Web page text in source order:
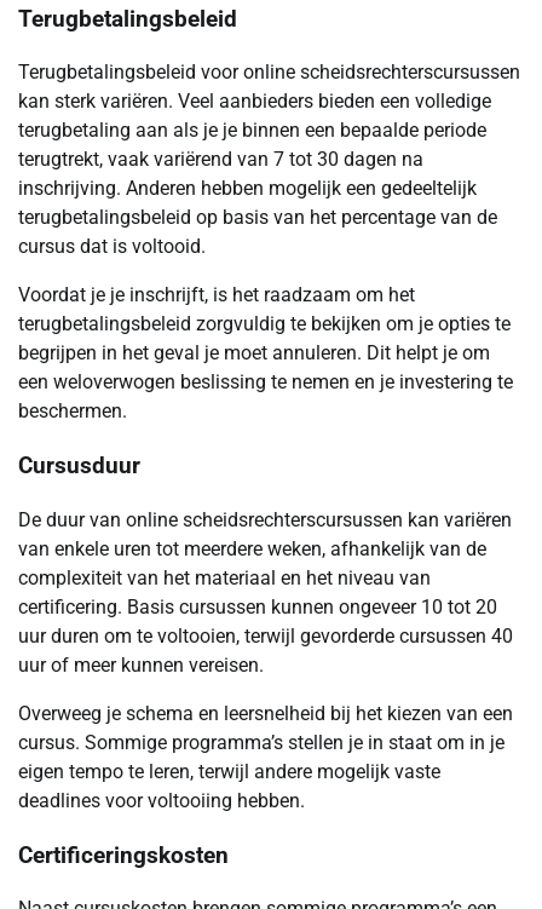
Terugbetalingsbeleid
Terugbetalingsbeleid voor online scheidsrechterscursussen
kan sterk variëren. Veel aanbieders bieden een volledige
terugbetaling aan als je je binnen een bepaalde periode
terugtrekt, vaak variërend van 7 tot 30 dagen na
inschrijving. Anderen hebben mogelijk een gedeeltelijk
terugbetalingsbeleid op basis van het percentage van de
cursus dat is voltooid.
Voordat je je inschrijft, is het raadzaam om het
terugbetalingsbeleid zorgvuldig te bekijken om je opties te
begrijpen in het geval je moet annuleren. Dit helpt je om
een weloverwogen beslissing te nemen en je investering te
beschermen.
Cursusduur
De duur van online scheidsrechterscursussen kan variëren
van enkele uren tot meerdere weken, afhankelijk van de
complexiteit van het materiaal en het niveau van
certificering. Basis cursussen kunnen ongeveer 10 tot 20
uur duren om te voltooien, terwijl gevorderde cursussen 40
uur of meer kunnen vereisen.
Overweeg je schema en leersnelheid bij het kiezen van een
cursus. Sommige programma’s stellen je in staat om in je
eigen tempo te leren, terwijl andere mogelijk vaste
deadlines voor voltooiing hebben.
Certificeringskosten